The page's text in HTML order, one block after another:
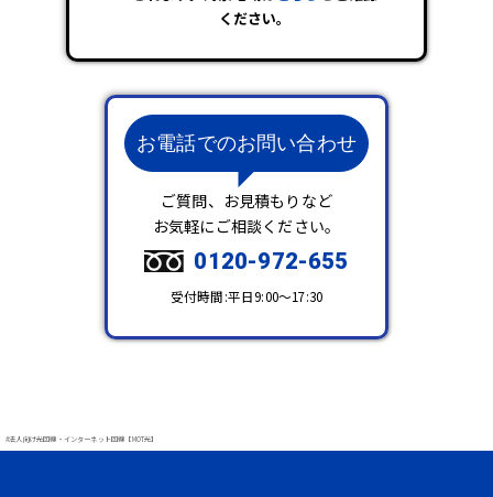
ください。
お電話でのお問い合わせ
ご質問、お見積もりなど
お気軽にご相談ください。
0120-972-655
受付時間:平日9:00～17:30
#法人向け光回線・インターネット回線【MOT光】